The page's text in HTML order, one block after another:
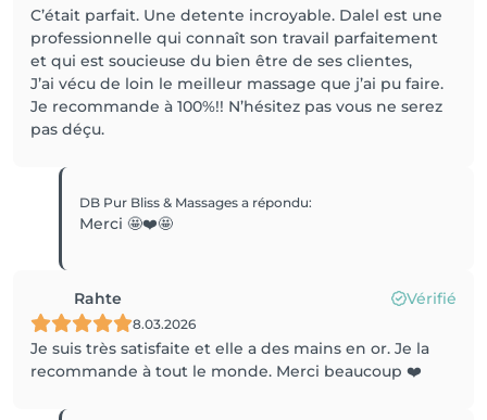
C’était parfait. Une detente incroyable. Dalel est une
professionnelle qui connaît son travail parfaitement
et qui est soucieuse du bien être de ses clientes,
J’ai vécu de loin le meilleur massage que j’ai pu faire.
Je recommande à 100%!! N’hésitez pas vous ne serez
pas déçu.
DB Pur Bliss & Massagesa répondu:
Merci 🤩❤️🤩
Rahte Vérifié
8.03.2026
Je suis très satisfaite et elle a des mains en or. Je la
recommande à tout le monde. Merci beaucoup ❤️